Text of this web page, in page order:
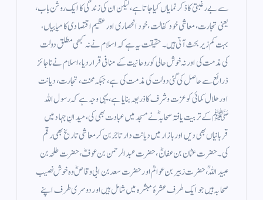
سے بے رغبتی کا ذکر نمایاں کیا جاتا ہے، لیکن ان کی زندگی کا ایک روشن باب،
یعنی تجارت، معاشی خود کفالت، خود انحصاری اور عظیم اقتصادی کامیابیاں،
بہت کم زیر بحث آتی ہیں۔ حقیقت یہ ہے کہ اسلام نے نہ کبھی مطلق دولت
کی مذمت کی اور نہ خوش حالی کو روحانیت کے منافی قرار دیا، اسلام نے ناجائز
ذرائع سے حاصل کی گئی دولت کی مذمت کی ہے، جبکہ محنت، تجارت، دیانت
اور حلال کمائی کو عزت وشرف کا ذریعہ بنایا ہے، یہی وجہ ہے کہ رسول اللہ
ﷺ کے تربیت یافتہ صحابہؓ نے مسجد میں عبادت بھی کی، میدانِ جہاد میں
قربانیاں بھی دیں اور بازار میں دیانت دار تاجر بن کر معاشی تاریخ بھی رقم
کی۔ حضرت عثمان بن عفانؓ، حضرت عبدالرحمن بن عوفؓ، حضرت طلحہ بن
عبیداللہؓ، حضرت زبیر بن عوامؓ اور حضرت سعد بن ابی وقاصؓ وہ خوش نصیب
صحابہ ہیں جو ایک طرف عشرۂ مبشرہ میں شامل ہیں اور دوسری طرف اپنے